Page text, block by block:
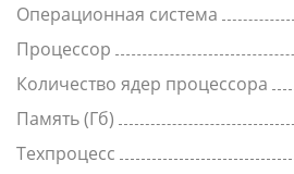
Операционная система
Процессор
Количество ядер процессора
Память (Гб)
Техпроцесс